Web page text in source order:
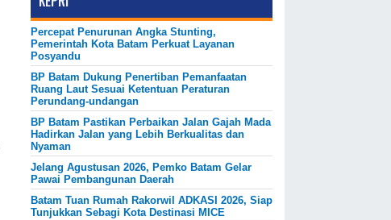
Percepat Penurunan Angka Stunting,
Pemerintah Kota Batam Perkuat Layanan
Posyandu
BP Batam Dukung Penertiban Pemanfaatan
Ruang Laut Sesuai Ketentuan Peraturan
Perundang-undangan
BP Batam Pastikan Perbaikan Jalan Gajah Mada
Hadirkan Jalan yang Lebih Berkualitas dan
Nyaman
Jelang Agustusan 2026, Pemko Batam Gelar
Pawai Pembangunan Daerah
Batam Tuan Rumah Rakorwil ADKASI 2026, Siap
Tunjukkan Sebagi Kota Destinasi MICE